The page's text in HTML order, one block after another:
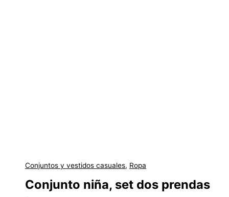
Conjuntos y vestidos casuales, Ropa
Conjunto niña, set dos prendas